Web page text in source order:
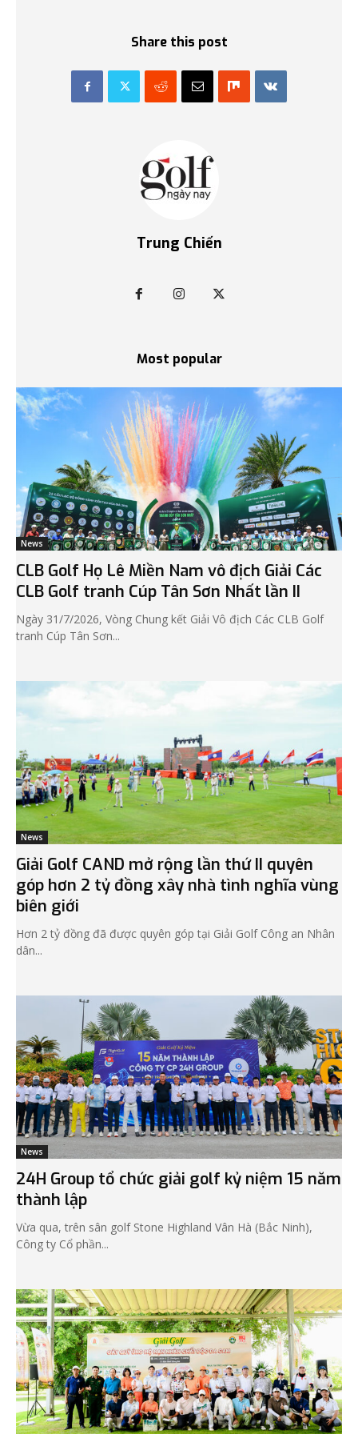
Share this post
Trung Chiến
Most popular
News
CLB Golf Họ Lê Miền Nam vô địch Giải Các
CLB Golf tranh Cúp Tân Sơn Nhất lần II
Ngày 31/7/2026, Vòng Chung kết Giải Vô địch Các CLB Golf
tranh Cúp Tân Sơn...
News
Giải Golf CAND mở rộng lần thứ II quyên
góp hơn 2 tỷ đồng xây nhà tình nghĩa vùng
biên giới
Hơn 2 tỷ đồng đã được quyên góp tại Giải Golf Công an Nhân
dân...
News
24H Group tổ chức giải golf kỷ niệm 15 năm
thành lập
Vừa qua, trên sân golf Stone Highland Vân Hà (Bắc Ninh),
Công ty Cổ phần...